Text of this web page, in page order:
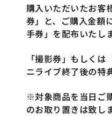
購入いただいたお客
券」と、ご購入金額
手券」を配布いたし
「撮影券」もしく
ニライブ終了後の特
※対象商品を当日ご
のお取り置きは致し